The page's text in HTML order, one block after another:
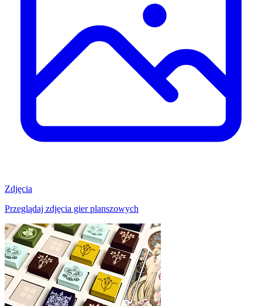
Zdjęcia
Przeglądaj zdjęcia gier planszowych